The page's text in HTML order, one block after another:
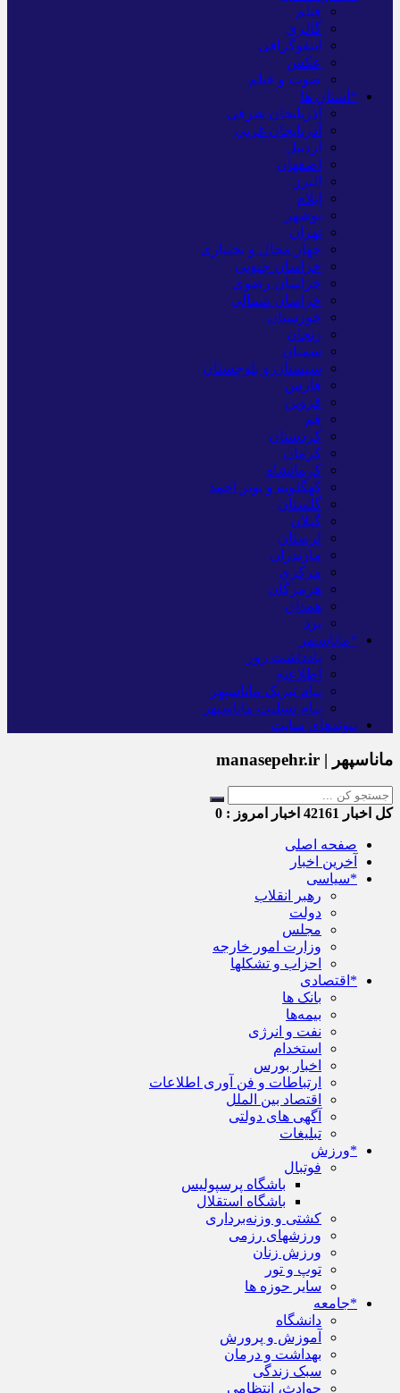
فیلم
گالری
اینفوگرافی
عکس
صوت و فیلم
*استان ها
آذربایجان شرقی
آذربایجان غربی
اردبیل
اصفهان
البرز
ایلام
بوشهر
تهران
چهار محال و بختیاری
خراسان جنوبی
خراسان رضوی
خراسان شمالی
خوزستان
زنجان
سمنان
سیستان و بلوچستان
فارس
قزوین
قم
کردستان
کرمان
کرمانشاه
کهگلویه و بویر احمد
گلستان
گیلان
لرستان
مازندران
مرکزی
هرمزگان
همدان
یزد
*ماناسپهر
یادداشت روز
اطلاعیه
پیام تبریک ماناسپهر
پیام تسلیت ماناسپهر
پیوندهای سایت
ماناسپهر | manasepehr.ir
کل اخبار اخبار امروز : 0
صفحه اصلی
آخرین اخبار
*سیاسی
رهبر انقلاب
دولت
مجلس
وزارت امور خارجه
احزاب و تشکلها
*اقتصادی
بانک ها
بیمه‌ها
نفت و انرژی
استخدام
اخبار بورس
ارتباطات و فن آوری اطلاعات
اقتصاد بین الملل
آگهی های دولتی
تبلیغات
*ورزش
فوتبال
باشگاه پرسپولیس
باشگاه استقلال
کشتی و وزنه‌برداری
ورزشهای رزمی
ورزش زنان
توپ و تور
سایر حوزه ها
*جامعه
دانشگاه
آموزش و پرورش
بهداشت و درمان
سبک زندگی
حوادث، انتظامی